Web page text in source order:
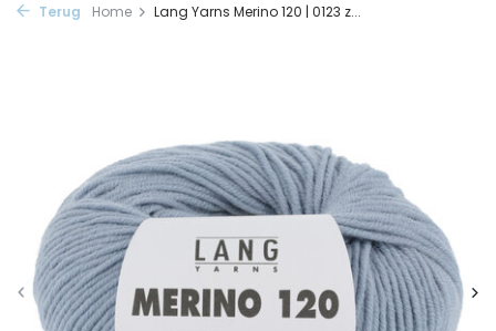
Terug Home Lang Yarns Merino 120 | 0123 z...